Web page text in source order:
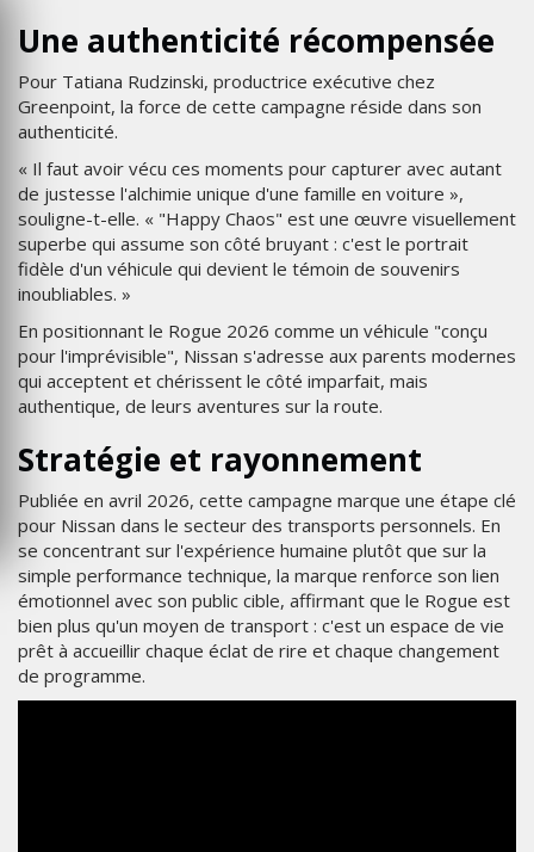
Une authenticité récompensée
Pour Tatiana Rudzinski, productrice exécutive chez
Greenpoint, la force de cette campagne réside dans son
authenticité.
« Il faut avoir vécu ces moments pour capturer avec autant
de justesse l'alchimie unique d'une famille en voiture »,
souligne-t-elle. « "Happy Chaos" est une œuvre visuellement
superbe qui assume son côté bruyant : c'est le portrait
fidèle d'un véhicule qui devient le témoin de souvenirs
inoubliables. »
En positionnant le Rogue 2026 comme un véhicule "conçu
pour l'imprévisible", Nissan s'adresse aux parents modernes
qui acceptent et chérissent le côté imparfait, mais
authentique, de leurs aventures sur la route.
Stratégie et rayonnement
Publiée en avril 2026, cette campagne marque une étape clé
pour Nissan dans le secteur des transports personnels. En
se concentrant sur l'expérience humaine plutôt que sur la
simple performance technique, la marque renforce son lien
émotionnel avec son public cible, affirmant que le Rogue est
bien plus qu'un moyen de transport : c'est un espace de vie
prêt à accueillir chaque éclat de rire et chaque changement
de programme.